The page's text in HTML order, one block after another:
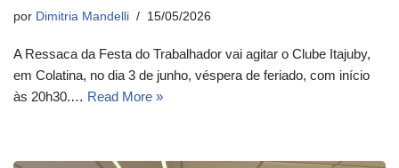
por Dimitria Mandelli 15/05/2026
A Ressaca da Festa do Trabalhador vai agitar o Clube Itajuby,
em Colatina, no dia 3 de junho, véspera de feriado, com início
às 20h30.… Read More »